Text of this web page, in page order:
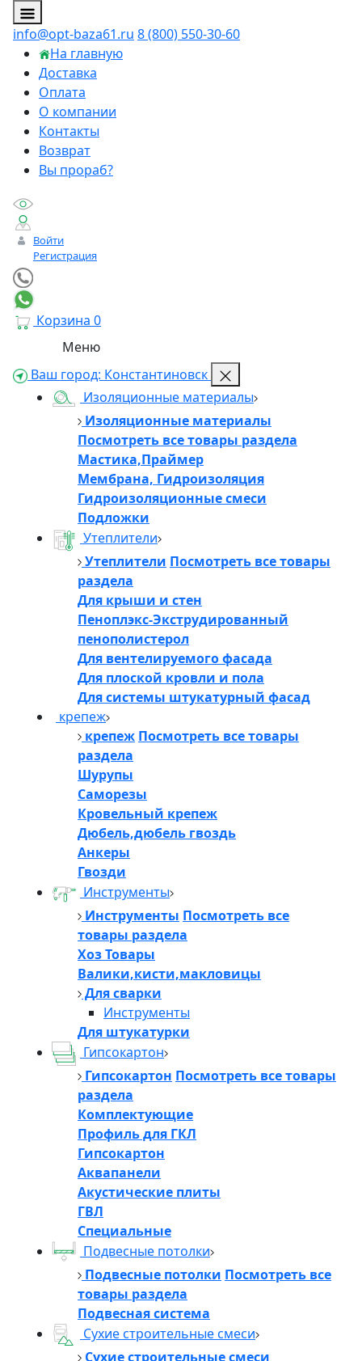
info@opt-baza61.ru 8 (800) 550-30-60
На главную
Доставка
Оплата
О компании
Контакты
Возврат
Вы прораб?
Войти
Регистрация
Корзина 0
Меню
Ваш город: Константиновск
Изоляционные материалы
Изоляционные материалы
Посмотреть все товары раздела
Мастика,Праймер
Мембрана, Гидроизоляция
Гидроизоляционные смеси
Подложки
Утеплители
Утеплители Посмотреть все товары
раздела
Для крыши и стен
Пеноплэкс-Экструдированный
пенополистерол
Для вентелируемого фасада
Для плоской кровли и пола
Для системы штукатурный фасад
крепеж
крепеж Посмотреть все товары
раздела
Шурупы
Саморезы
Кровельный крепеж
Дюбель,дюбель гвоздь
Анкеры
Гвозди
Инструменты
Инструменты Посмотреть все
товары раздела
Хоз Товары
Валики,кисти,макловицы
Для сварки
Инструменты
Для штукатурки
Гипсокартон
Гипсокартон Посмотреть все товары
раздела
Комплектующие
Профиль для ГКЛ
Гипсокартон
Аквапанели
Акустические плиты
ГВЛ
Специальные
Подвесные потолки
Подвесные потолки Посмотреть все
товары раздела
Подвесная система
Сухие строительные смеси
Сухие строительные смеси